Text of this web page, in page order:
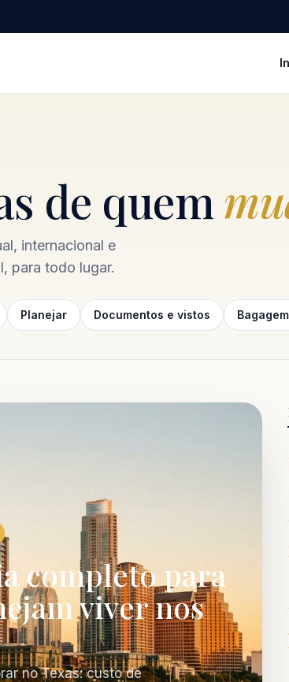
de quem
internacional e
para todo lugar.
Planejar Documentos e vistos
completo para
viver nos
no Texas: custo de